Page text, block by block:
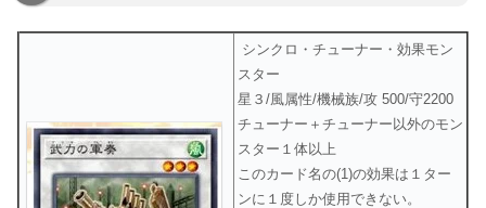
シンクロ・チューナー・効果モン
スター
星３/風属性/機械族/攻 500/守2200
チューナー＋チューナー以外のモン
スター１体以上
このカード名の(1)の効果は１ター
ンに１度しか使用できない。